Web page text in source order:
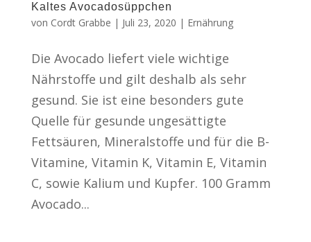
Kaltes Avocadosüppchen
von Cordt Grabbe | Juli 23, 2020 | Ernährung
Die Avocado liefert viele wichtige
Nährstoffe und gilt deshalb als sehr
gesund. Sie ist eine besonders gute
Quelle für gesunde ungesättigte
Fettsäuren, Mineralstoffe und für die B-
Vitamine, Vitamin K, Vitamin E, Vitamin
C, sowie Kalium und Kupfer. 100 Gramm
Avocado...